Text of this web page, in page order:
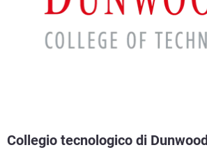
Collegio tecnologico di